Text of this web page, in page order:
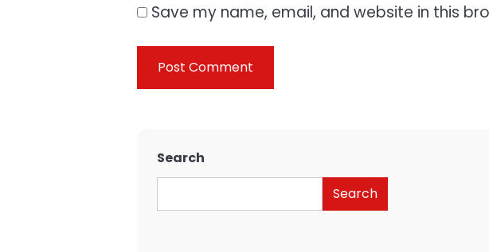
Save my name, email, and website in this
Search
Search